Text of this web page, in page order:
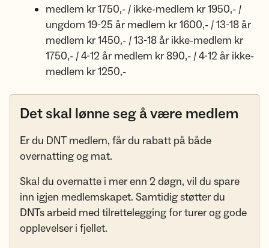
medlem kr 1750,- / ikke-medlem kr 1950,- /
ungdom 19-25 år medlem kr 1600,- / 13-18 år
medlem kr 1450,- / 13-18 år ikke-medlem kr
1750,- / 4-12 år medlem kr 890,- / 4-12 år ikke-
medlem kr 1250,-
Det skal lønne seg å være medlem
Er du DNT medlem, får du rabatt på både
overnatting og mat.
Skal du overnatte i mer enn 2 døgn, vil du spare
inn igjen medlemskapet. Samtidig støtter du
DNTs arbeid med tilrettelegging for turer og gode
opplevelser i fjellet.